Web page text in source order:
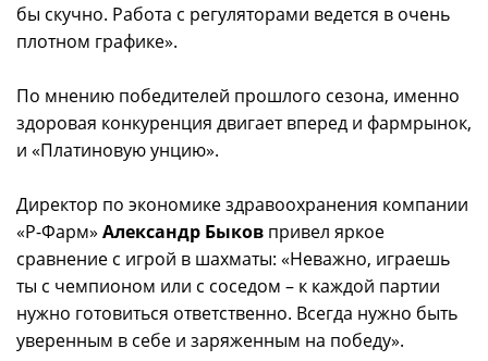
бы скучно. Работа с регуляторами ведется в очень
плотном графике».
По мнению победителей прошлого сезона, именно
здоровая конкуренция двигает вперед и фармрынок,
и «Платиновую унцию».
Директор по экономике здравоохранения компании
«Р-Фарм» Александр Быков привел яркое
сравнение с игрой в шахматы: «Неважно, играешь
ты с чемпионом или с соседом – к каждой партии
нужно готовиться ответственно. Всегда нужно быть
уверенным в себе и заряженным на победу».